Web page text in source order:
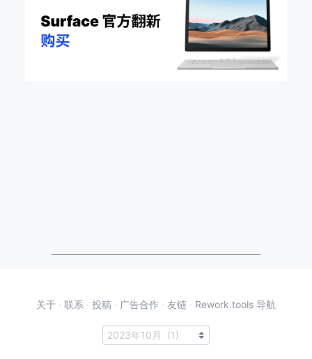
关于 · 联系 · 投稿 · 广告合作 · 友链 · Rework.tools 导航